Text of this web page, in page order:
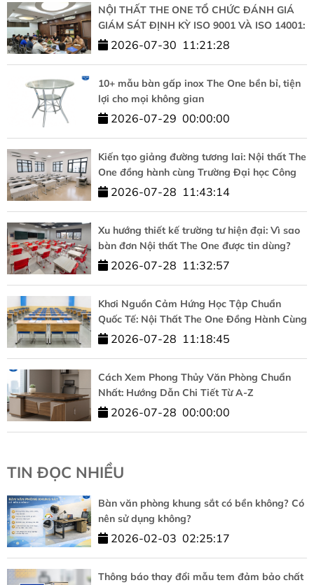
NỘI THẤT THE ONE TỔ CHỨC ĐÁNH GIÁ
GIÁM SÁT ĐỊNH KỲ ISO 9001 VÀ ISO 14001:
KHẲNG ĐỊNH CAM KẾT CHẤT LƯỢNG VÀ
2026-07-30 11:21:28
10+ mẫu bàn gấp inox The One bền bỉ, tiện
lợi cho mọi không gian
2026-07-29 00:00:00
Kiến tạo giảng đường tương lai: Nội thất The
One đồng hành cùng Trường Đại học Công
nghệ – ĐHQGHN
2026-07-28 11:43:14
Xu hướng thiết kế trường tư hiện đại: Vì sao
bàn đơn Nội thất The One được tin dùng?
2026-07-28 11:32:57
Khơi Nguồn Cảm Hứng Học Tập Chuẩn
Quốc Tế: Nội Thất The One Đồng Hành Cùng
HUFLIT
2026-07-28 11:18:45
Cách Xem Phong Thủy Văn Phòng Chuẩn
Nhất: Hướng Dẫn Chi Tiết Từ A-Z
2026-07-28 00:00:00
TIN ĐỌC NHIỀU
Bàn văn phòng khung sắt có bền không? Có
nên sử dụng không?
2026-02-03 02:25:17
Thông báo thay đổi mẫu tem đảm bảo chất